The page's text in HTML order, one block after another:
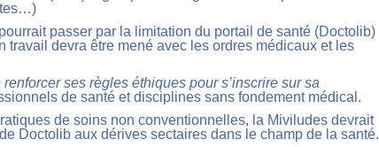
passer par la limitation du portail de santé (Doctolib)
travail devra être mené avec les ordres médicaux et les
renforcer ses règles éthiques pour s’inscrire sur sa
de santé et disciplines sans fondement médical.
de soins non conventionnelles, la Miviludes devrait
Doctolib aux dérives sectaires dans le champ de la santé.